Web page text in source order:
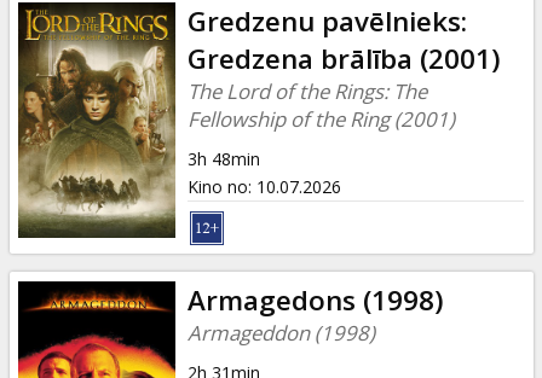
Gredzenu pavēlnieks:
Gredzena brālība (2001)
The Lord of the Rings: The
Fellowship of the Ring (2001)
3h 48min
Kino no: 10.07.2026
Armagedons (1998)
Armageddon (1998)
2h 31min